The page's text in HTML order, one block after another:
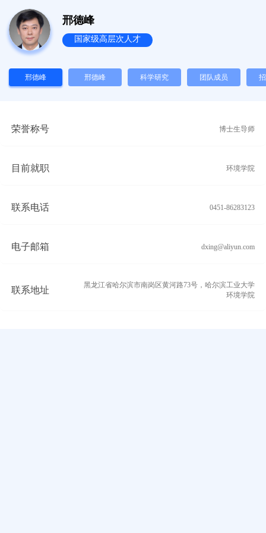
邢德峰
国家级高层次人才
邢德峰 邢德峰 科学研究 团队成员
荣誉称号 博士生导师
目前就职 环境学院
联系电话 0451-86283123
电子邮箱 dxing@aliyun.com
联系地址
黑龙江省哈尔滨市南岗区黄河路73号，哈尔滨工业大学
环境学院